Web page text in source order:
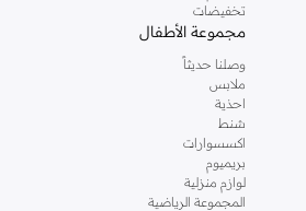
تخفيضات
مجموعة الأطفال
وصلنا حديثاً
ملابس
احذية
شنط
اكسسوارات
بريميوم
لوازم منزلية
المجموعة الرياضية